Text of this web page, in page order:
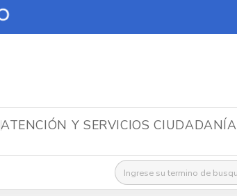
ATENCIÓN Y SERVICIOS CIUDADANÍA
Buscar: